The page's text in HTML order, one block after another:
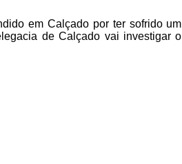
em Calçado por ter sofrido um
de Calçado vai investigar o